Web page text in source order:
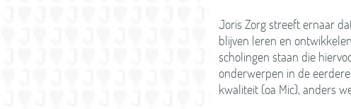
Joris Zorg streeft ernaar
blijven leren en
scholingen staan die
onderwerpen in de
kwaliteit (oa Mic), anders